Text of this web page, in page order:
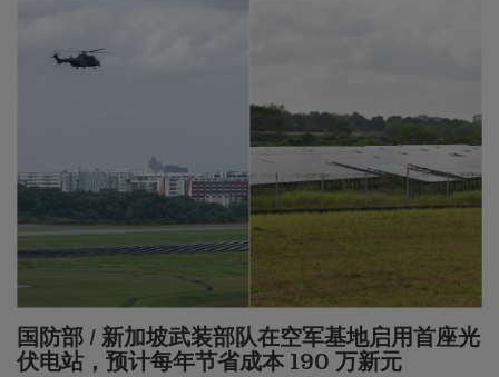
国防部 / 新加坡武装部队在空军基地启用首座光
伏电站，预计每年节省成本 190 万新元